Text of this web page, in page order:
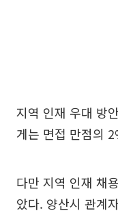
지역 인재 우대 방
게는 면접 만점의
다만 지역 인재 채
았다. 양산시 관계